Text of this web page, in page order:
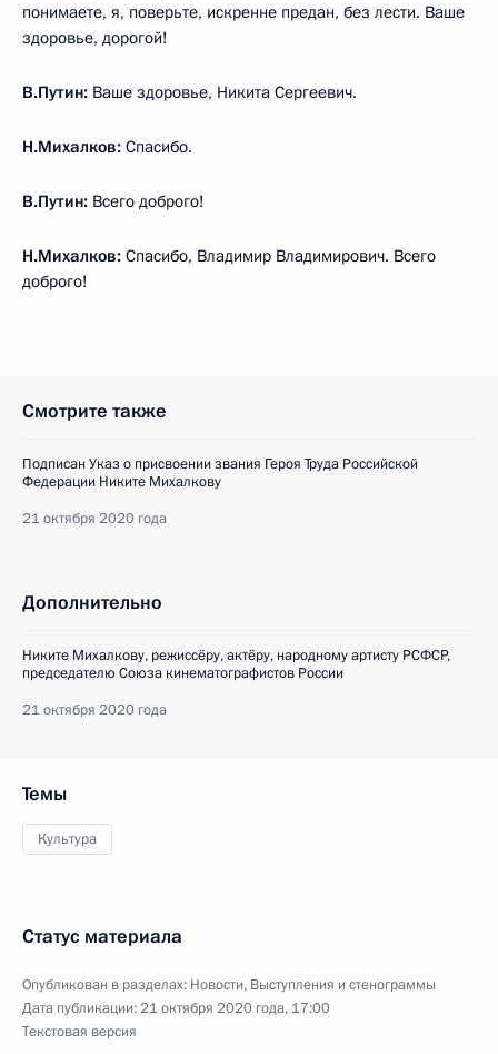
понимаете, я, поверьте, искренне предан, без лести. Ваше
здоровье, дорогой!
В.Путин: Ваше здоровье, Никита Сергеевич.
Н.Михалков: Спасибо.
В.Путин: Всего доброго!
Н.Михалков: Спасибо, Владимир Владимирович. Всего
доброго!
Смотрите также
Подписан Указ о присвоении звания Героя Труда Российской
Федерации Никите Михалкову
21 октября 2020 года
Дополнительно
Никите Михалкову, режиссёру, актёру, народному артисту РСФСР,
председателю Союза кинематографистов России
21 октября 2020 года
Темы
Культура
Статус материала
Опубликован в разделах: Новости, Выступления и стенограммы
Дата публикации:21 октября 2020 года, 17:00
Текстовая версия